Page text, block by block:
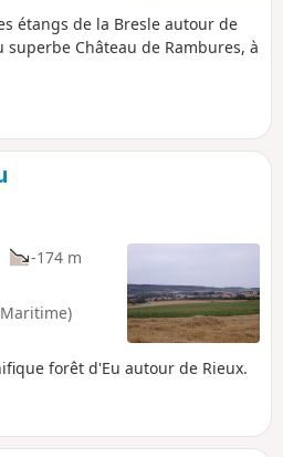
étangs de la Bresle autour de
superbe Château de Rambures, à
-174 m
forêt d'Eu autour de Rieux.